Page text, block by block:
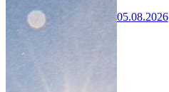
05.08.2026